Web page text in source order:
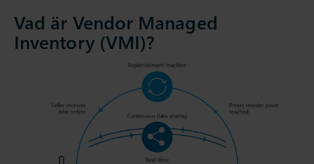
Vad är Vendor Managed
Inventory (VMI)?